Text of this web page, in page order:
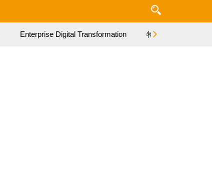
Enterprise Digital Transformation 特集